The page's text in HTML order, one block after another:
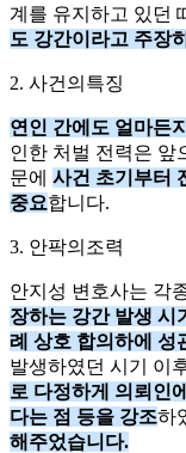
계를 유지하고 있던
도 강간이라고 주장
2. 사건의특징
연인 간에도 얼마든
인한 처벌 전력은 앞
문에 사건 초기부터
중요합니다.
3. 안팍의조력
안지성 변호사는 각
장하는 강간 발생 시
례 상호 합의하에 성
발생하였던 시기 이
로 다정하게 의뢰인
다는 점 등을 강조하
해주었습니다.